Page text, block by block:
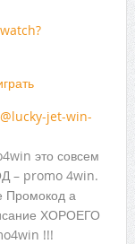
jet-win-
это совсем
– promo 4win.
Промокод а
ХОРОЕГО
!!!